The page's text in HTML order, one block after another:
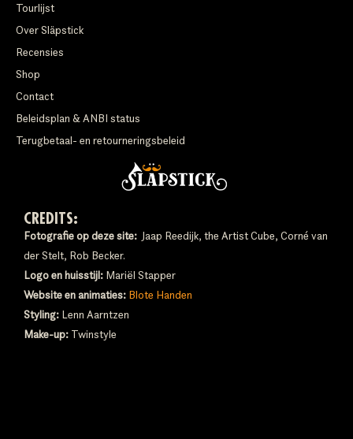
Tourlijst
Over Släpstick
Recensies
Shop
Contact
Beleidsplan & ANBI status
Terugbetaal- en retourneringsbeleid
CREDITS:
Fotografie op deze site: Jaap Reedijk, the Artist Cube, Corné van
der Stelt, Rob Becker.
Logo en huisstijl: Mariël Stapper
Website en animaties: Blote Handen
Styling: Lenn Aarntzen
Make-up: Twinstyle